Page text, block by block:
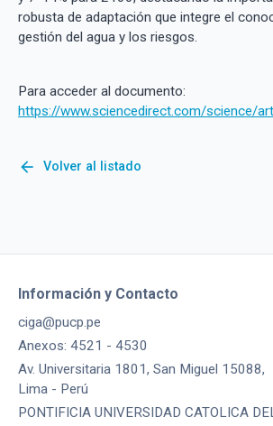
robusta de adaptación que integre el
gestión del agua y los riesgos.
Para acceder al documento:
https://www.sciencedirect.com/science/
arrow_back Volver al listado
Información y Contacto
ciga@pucp.pe
Anexos: 4521 - 4530
Av. Universitaria 1801, San Miguel 15088,
Lima - Perú
PONTIFICIA UNIVERSIDAD CATOLICA